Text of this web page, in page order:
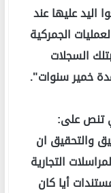
اليد عليها عند
الجمركية
السجلات
خمير سنوات".
تنص على:
والتحقيق ان
التجارية
أيا كان